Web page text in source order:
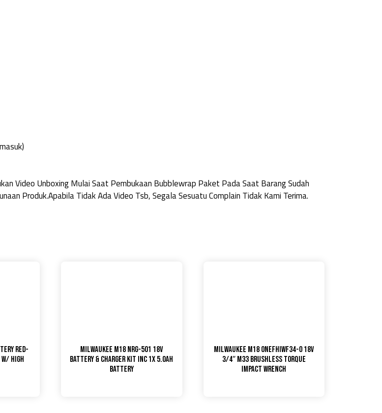
Video Unboxing Mulai Saat Pembukaan Bubblewrap Paket Pada Saat Barang Sudah
Produk.Apabila Tidak Ada Video Tsb, Segala Sesuatu Complain Tidak Kami Terima.
Red-
High
MILWAUKEE M18 NRG-501 18V
BATTERY & CHARGER KIT INC 1X 5.0AH
BATTERY
Milwaukee M18 ONEFHIWF34-0 18V
3/4″ M33 Brushless Torque
Impact Wrench